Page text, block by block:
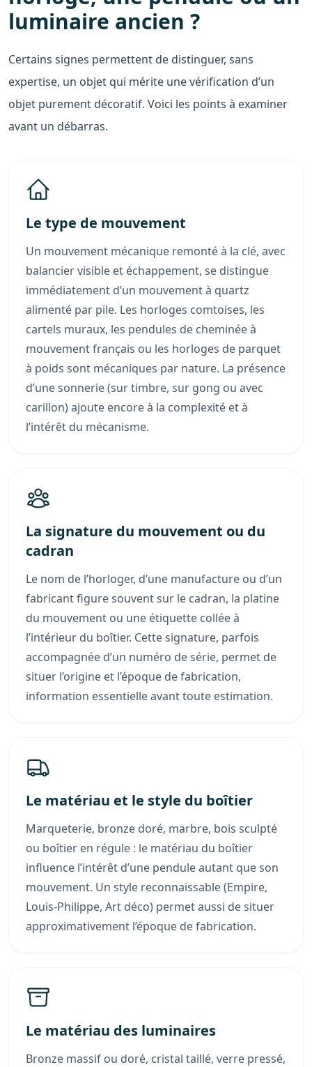
luminaire ancien ?
Certains signes permettent de distinguer, sans
expertise, un objet qui mérite une vérification d’un
objet purement décoratif. Voici les points à examiner
avant un débarras.
Le type de mouvement
Un mouvement mécanique remonté à la clé, avec
balancier visible et échappement, se distingue
immédiatement d’un mouvement à quartz
alimenté par pile. Les horloges comtoises, les
cartels muraux, les pendules de cheminée à
mouvement français ou les horloges de parquet
à poids sont mécaniques par nature. La présence
d’une sonnerie (sur timbre, sur gong ou avec
carillon) ajoute encore à la complexité et à
l’intérêt du mécanisme.
La signature du mouvement ou du
cadran
Le nom de l’horloger, d’une manufacture ou d’un
fabricant figure souvent sur le cadran, la platine
du mouvement ou une étiquette collée à
l’intérieur du boîtier. Cette signature, parfois
accompagnée d’un numéro de série, permet de
situer l’origine et l’époque de fabrication,
information essentielle avant toute estimation.
Le matériau et le style du boîtier
Marqueterie, bronze doré, marbre, bois sculpté
ou boîtier en régule : le matériau du boîtier
influence l’intérêt d’une pendule autant que son
mouvement. Un style reconnaissable (Empire,
Louis-Philippe, Art déco) permet aussi de situer
approximativement l’époque de fabrication.
Le matériau des luminaires
Bronze massif ou doré, cristal taillé, verre pressé,